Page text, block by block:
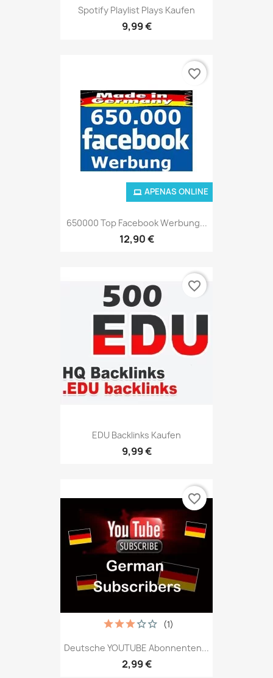
Spotify Playlist Plays Kaufen
9,99 €
650000 Top Facebook Werbung...
12,90 €
APENAS ONLINE
favorite_border
EDU Backlinks Kaufen
9,99 €
favorite_border
Deutsche YOUTUBE Abonnenten...
2,99 €
(1)
favorite_border